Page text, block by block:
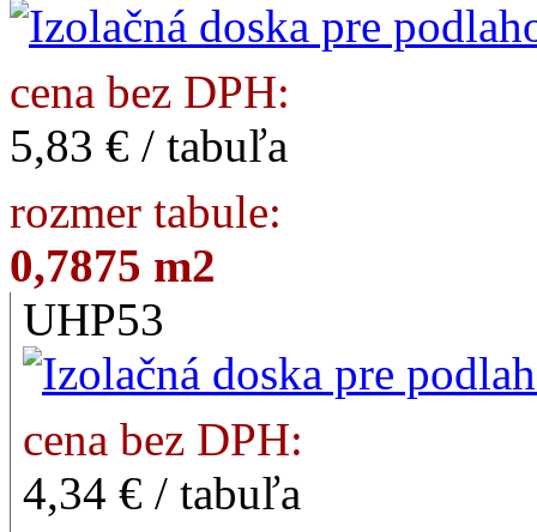
cena bez DPH:
5,83 € / tabuľa
rozmer tabule:
0,7875 m2
UHP53
cena bez DPH:
4,34 € / tabuľa